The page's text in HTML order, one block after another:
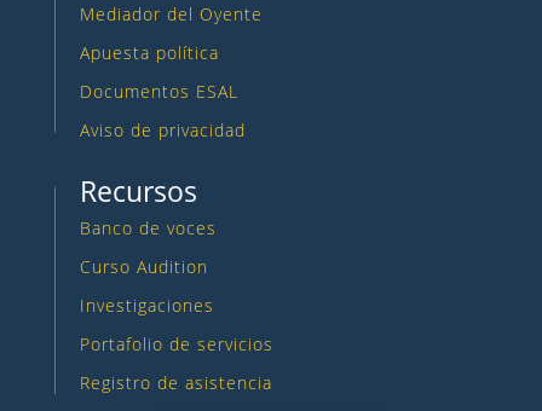
Mediador del Oyente
Apuesta política
Documentos ESAL
Aviso de privacidad
Recursos
Banco de voces
Curso Audition
Investigaciones
Portafolio de servicios
Registro de asistencia